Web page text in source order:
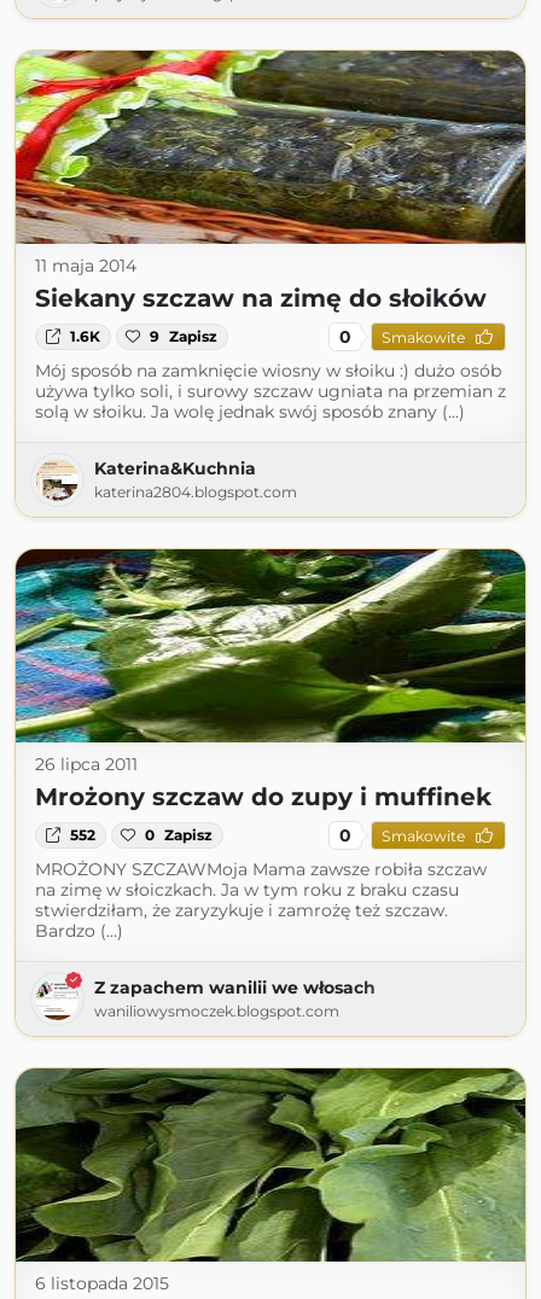
11 maja 2014
Siekany szczaw na zimę do słoików
1.6K 9 Zapisz 0 Smakowite
Mój sposób na zamknięcie wiosny w słoiku :) dużo osób
używa tylko soli, i surowy szczaw ugniata na przemian z
solą w słoiku. Ja wolę jednak swój sposób znany (...)
Katerina&Kuchnia
katerina2804.blogspot.com
26 lipca 2011
Mrożony szczaw do zupy i muffinek
552 0 Zapisz 0 Smakowite
MROŻONY SZCZAWMoja Mama zawsze robiła szczaw
na zimę w słoiczkach. Ja w tym roku z braku czasu
stwierdziłam, że zaryzykuje i zamrożę też szczaw.
Bardzo (...)
Z zapachem wanilii we włosach
waniliowysmoczek.blogspot.com
6 listopada 2015